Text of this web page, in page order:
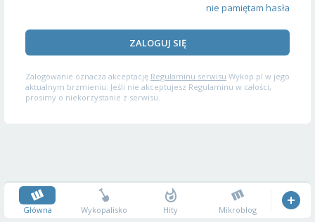
nie pamiętam hasła
ZALOGUJ SIĘ
Zalogowanie oznacza akceptację Regulaminu serwisu Wykop.pl w jego
aktualnym brzmieniu. Jeśli nie akceptujesz Regulaminu w całości,
prosimy o niekorzystanie z serwisu.
Główna Wykopalisko Hity Mikroblog